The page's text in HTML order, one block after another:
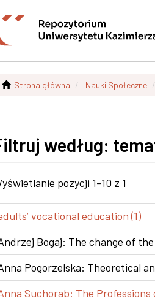
Strona główna Nauki Społeczne
według:
pozycji 1-10 z 1
vocational education (1)
Bogaj: The change of
Pogorzelska: Theoretical
Suchorab: The